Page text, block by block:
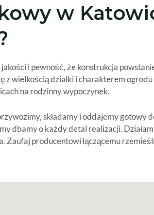
w
i pewność, że konstrukcja
wielkością działki i charakterem
na rodzinny wypoczynek.
składamy i oddajemy gotowy
dbamy o każdy detal realizacji.
Zaufaj producentowi łączącemu